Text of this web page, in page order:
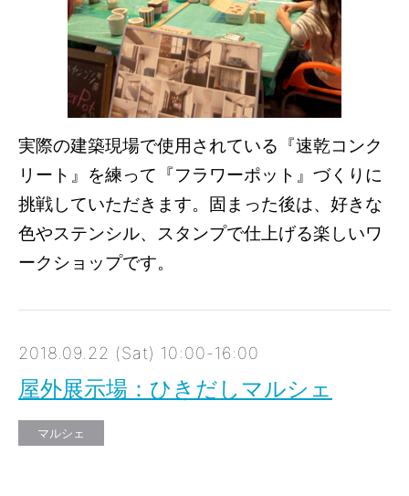
実際の建築現場で使用されている『速乾コンク
リート』を練って『フラワーポット』づくりに
挑戦していただきます。固まった後は、好きな
色やステンシル、スタンプで仕上げる楽しいワ
ークショップです。
2018.09.22 (Sat) 10:00-16:00
屋外展示場：ひきだしマルシェ
マルシェ